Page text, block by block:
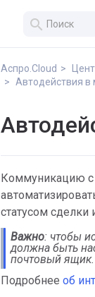
search
Аспро.Cloud
Автодействия в
Коммуникацию с
статусом сделки
Важно: чтобы
должна быть
почтовый ящик.
Подробнее об